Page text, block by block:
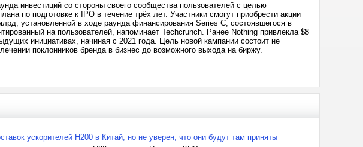
инвестиций со стороны своего сообщества пользователей с целью
по подготовке к IPO в течение трёх лет. Участники смогут приобрести акции
установленной в ходе раунда финансирования Series C, состоявшегося в
на пользователей, напоминает Techcrunch. Ранее Nothing привлекла $8
инициативах, начиная с 2021 года. Цель новой кампании состоит не
поклонников бренда в бизнес до возможного выхода на биржу.
ускорителей H200 в Китай, но не уверен, что они будут там приняты